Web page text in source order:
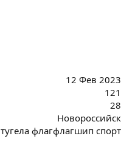
12 Фев 2023
121
28
Новороссийск
тугела флагфлагшип спорт